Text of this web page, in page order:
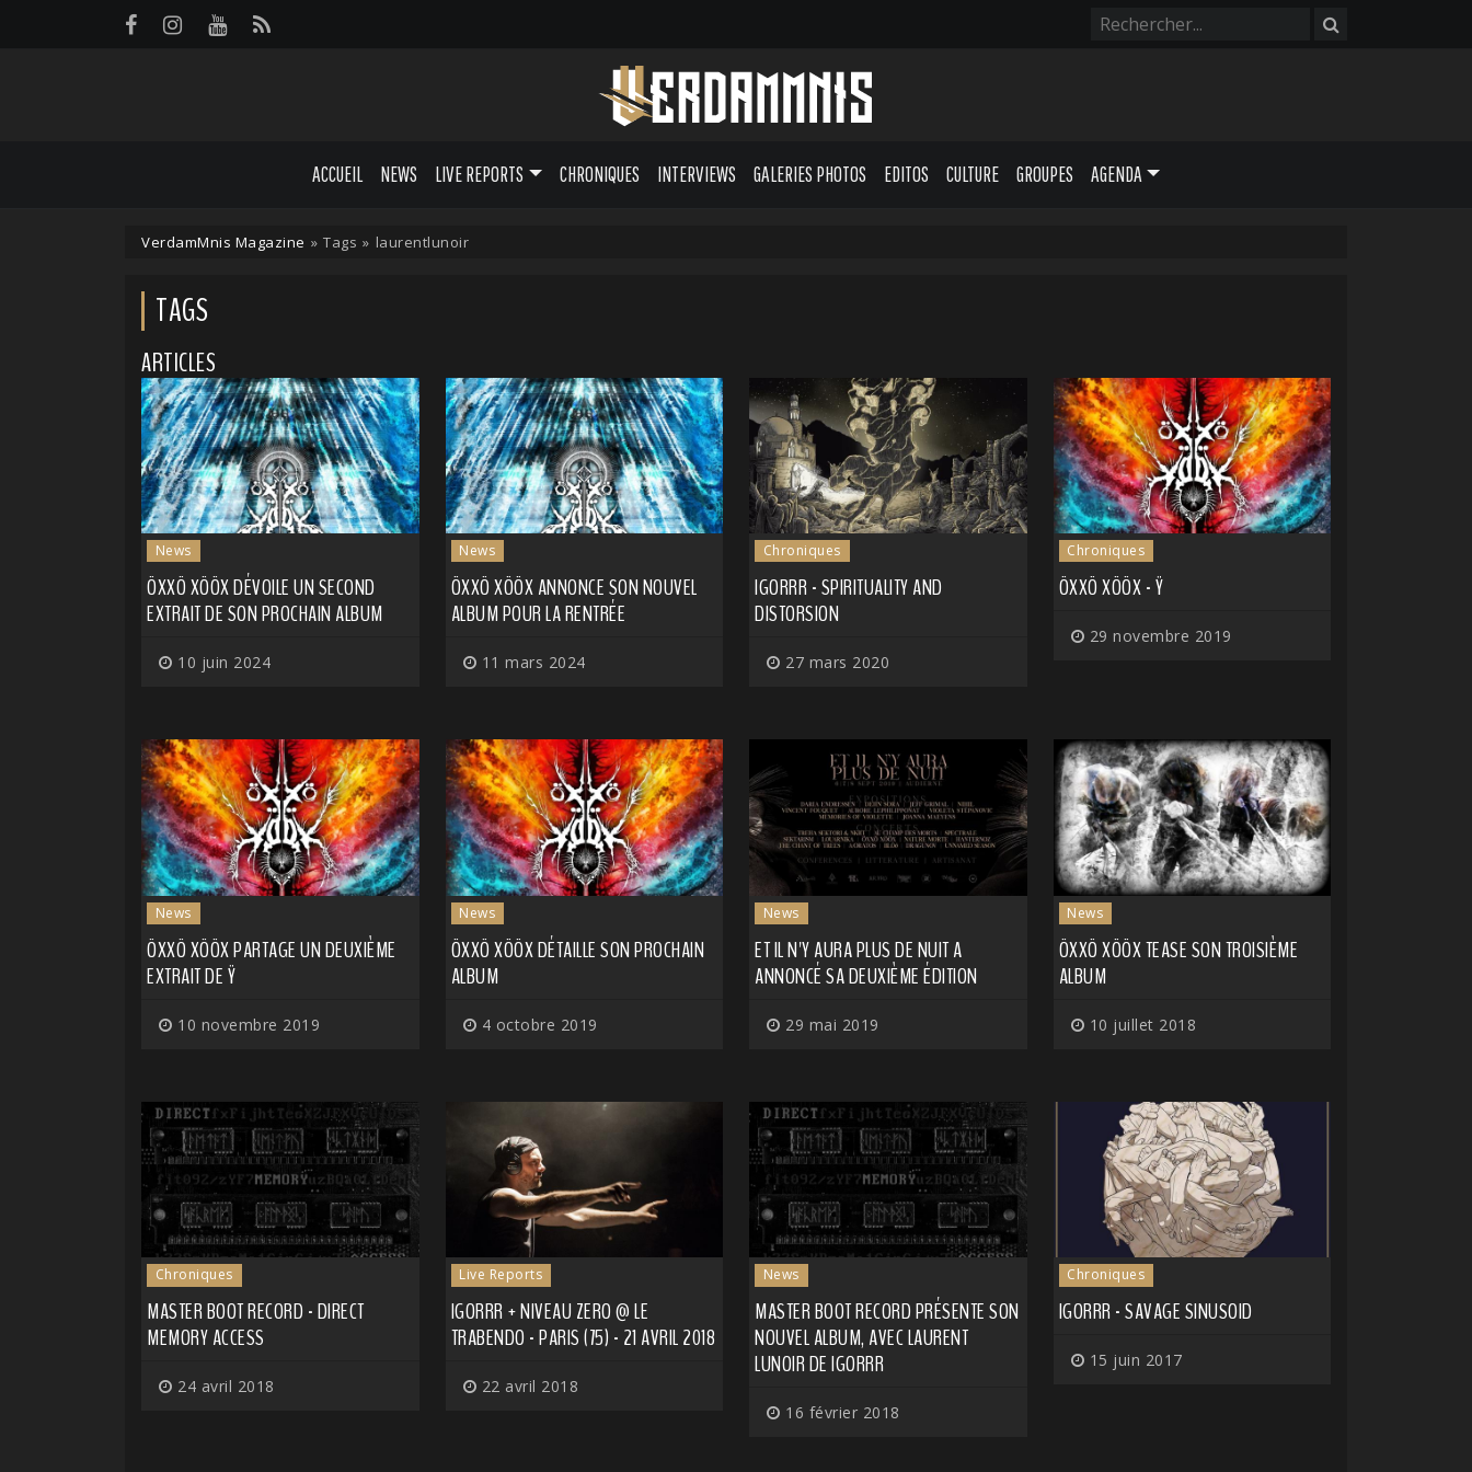
ACCUEIL NEWS LIVE REPORTS CHRONIQUES INTERVIEWS GALERIES PHOTOS EDITOS CULTURE GROUPES AGENDA
VerdamMnis Magazine » Tags » laurentlunoir
TAGS
ARTICLES
News
ÖXXÖ XÖÖX DÉVOILE UN SECOND
EXTRAIT DE SON PROCHAIN ALBUM
10 juin 2024
News
ÖXXÖ XÖÖX ANNONCE SON NOUVEL
ALBUM POUR LA RENTRÉE
11 mars 2024
Chroniques
IGORRR - SPIRITUALITY AND
DISTORSION
27 mars 2020
Chroniques
ÖXXÖ XÖÖX - Ÿ
29 novembre 2019
News
ÖXXÖ XÖÖX PARTAGE UN DEUXIÈME
EXTRAIT DE Ÿ
10 novembre 2019
News
ÖXXÖ XÖÖX DÉTAILLE SON PROCHAIN
ALBUM
4 octobre 2019
News
ET IL N'Y AURA PLUS DE NUIT A
ANNONCÉ SA DEUXIÈME ÉDITION
29 mai 2019
News
ÖXXÖ XÖÖX TEASE SON TROISIÈME
ALBUM
10 juillet 2018
Chroniques
MASTER BOOT RECORD - DIRECT
MEMORY ACCESS
24 avril 2018
Live Reports
IGORRR + NIVEAU ZERO @ LE
TRABENDO - PARIS (75) - 21 AVRIL 2018
22 avril 2018
News
MASTER BOOT RECORD PRÉSENTE SON
NOUVEL ALBUM, AVEC LAURENT
LUNOIR DE IGORRR
16 février 2018
Chroniques
IGORRR - SAVAGE SINUSOID
15 juin 2017
Panneau de gestion des cookies